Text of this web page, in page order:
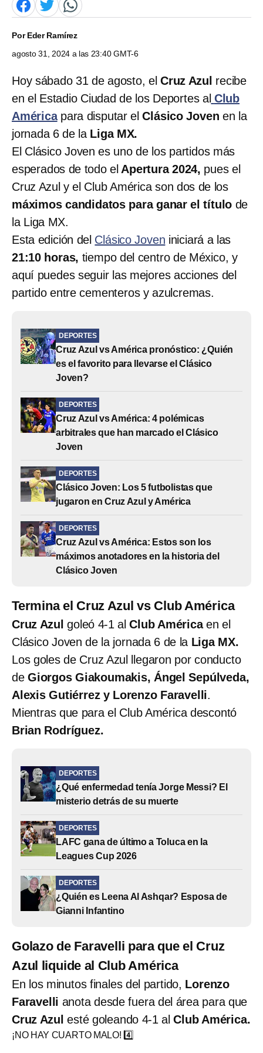
PorEder Ramírez
agosto 31, 2024 a las 23:40 GMT-6
Hoy sábado 31 de agosto, el Cruz Azul recibe
en el Estadio Ciudad de los Deportes al Club
Américapara disputar elClásico Joven en la
jornada 6 de laLiga MX.
El Clásico Joven es uno de los partidos más
esperados de todo el Apertura 2024, pues el
Cruz Azul y el Club América son dos de los
máximos candidatos para ganar el título de
la Liga MX.
Esta edición del Clásico Joven iniciará a las
21:10 horas, tiempo del centro de México, y
aquí puedes seguir las mejores acciones del
partido entre cementeros y azulcremas.
DEPORTES
Cruz Azul vs América pronóstico: ¿Quién
es el favorito para llevarse el Clásico
Joven?
DEPORTES
Cruz Azul vs América: 4 polémicas
arbitrales que han marcado el Clásico
Joven
DEPORTES
Clásico Joven: Los 5 futbolistas que
jugaron en Cruz Azul y América
DEPORTES
Cruz Azul vs América: Estos son los
máximos anotadores en la historia del
Clásico Joven
Termina el Cruz Azul vs Club América
Cruz Azulgoleó 4-1 alClub Américaen el
Clásico Joven de la jornada 6 de la Liga MX.
Los goles de Cruz Azul llegaron por conducto
de Giorgos Giakoumakis, Ángel Sepúlveda,
Alexis Gutiérrez y Lorenzo Faravelli.
Mientras que para el Club América descontó
Brian Rodríguez.
DEPORTES
¿Qué enfermedad tenía Jorge Messi? El
misterio detrás de su muerte
DEPORTES
LAFC gana de último a Toluca en la
Leagues Cup 2026
DEPORTES
¿Quién es Leena Al Ashqar? Esposa de
Gianni Infantino
Golazo de Faravelli para que el Cruz
Azul liquide al Club América
En los minutos finales del partido, Lorenzo
Faravelli anota desde fuera del área para que
Cruz Azulesté goleando 4-1 alClub América.
¡NO HAY CUARTO MALO! 4️⃣